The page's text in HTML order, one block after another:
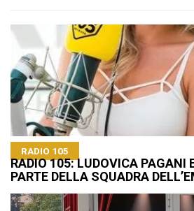
RADIO 105
RADIO 105: LUDOVICA PAGANI
PARTE DELLA SQUADRA